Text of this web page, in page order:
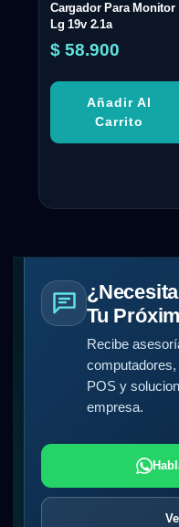
Cargador Para Monitor
Lg 19v 2.1a
$ 58.900
Añadir Al
Carrito
Tu
Recibe
POS y
empresa.